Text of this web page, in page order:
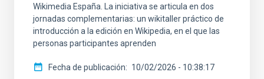
Wikimedia España. La iniciativa se articula en dos
jornadas complementarias: un wikitaller práctico de
introducción a la edición en Wikipedia, en el que las
personas participantes aprenden
Fecha de publicación 10/02/2026 - 10:38:17